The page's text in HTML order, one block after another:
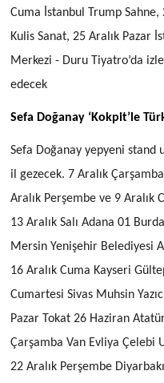
Cuma İstanbul Trump Sahne,
Kulis Sanat, 25 Aralık Pazar
Merkezi - Duru Tiyatro’da
edecek
Sefa Doğanay ‘Kokpit’le
Sefa Doğanay yepyeni stand
il gezecek. 7 Aralık
Aralık Perşembe ve 9 Aralık
13 Aralık Salı Adana 01
Mersin Yenişehir Belediyesi
16 Aralık Cuma Kayseri
Cumartesi Sivas Muhsin
Pazar Tokat 26 Haziran
Çarşamba Van Evliya Çelebi
22 Aralık Perşembe